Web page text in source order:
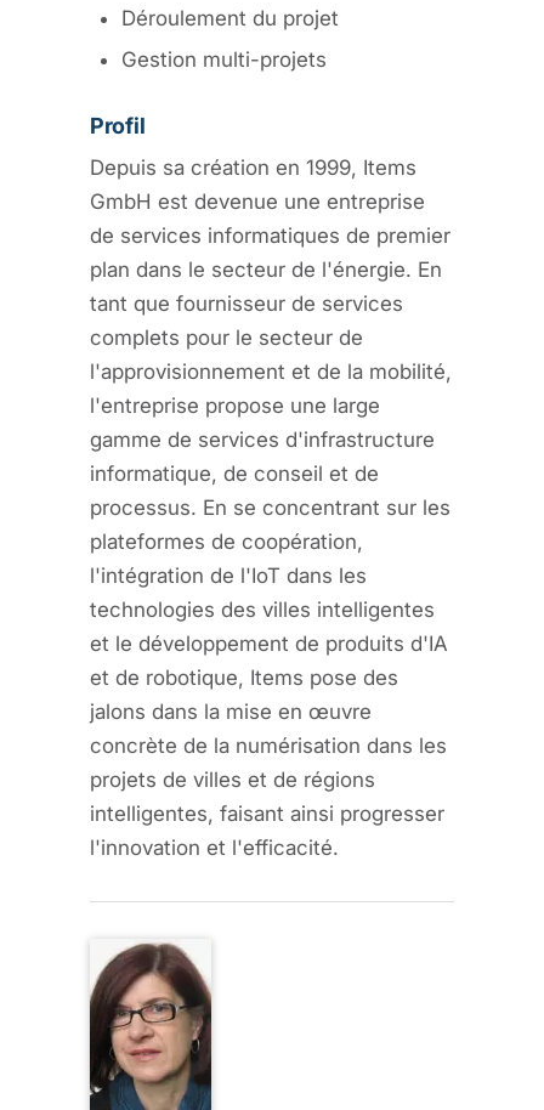
Déroulement du projet
Gestion multi-projets
Profil
Depuis sa création en 1999, Items
GmbH est devenue une entreprise
de services informatiques de premier
plan dans le secteur de l'énergie. En
tant que fournisseur de services
complets pour le secteur de
l'approvisionnement et de la mobilité,
l'entreprise propose une large
gamme de services d'infrastructure
informatique, de conseil et de
processus. En se concentrant sur les
plateformes de coopération,
l'intégration de l'IoT dans les
technologies des villes intelligentes
et le développement de produits d'IA
et de robotique, Items pose des
jalons dans la mise en œuvre
concrète de la numérisation dans les
projets de villes et de régions
intelligentes, faisant ainsi progresser
l'innovation et l'efficacité.